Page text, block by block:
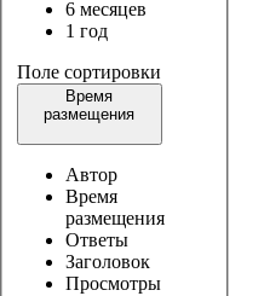
6 месяцев
1 год
Поле сортировки
Время
размещения
Автор
Время
размещения
Ответы
Заголовок
Просмотры